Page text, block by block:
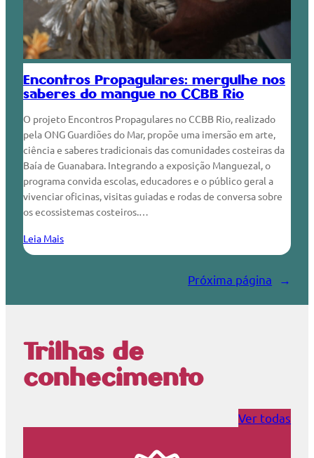
Encontros Propagulares: mergulhe nos
saberes do mangue no CCBB Rio
O projeto Encontros Propagulares no CCBB Rio, realizado
pela ONG Guardiões do Mar, propõe uma imersão em arte,
ciência e saberes tradicionais das comunidades costeiras da
Baía de Guanabara. Integrando a exposição Manguezal, o
programa convida escolas, educadores e o público geral a
vivenciar oficinas, visitas guiadas e rodas de conversa sobre
os ecossistemas costeiros.…
Leia Mais
Próxima página →
Trilhas de
conhecimento
Ver todas